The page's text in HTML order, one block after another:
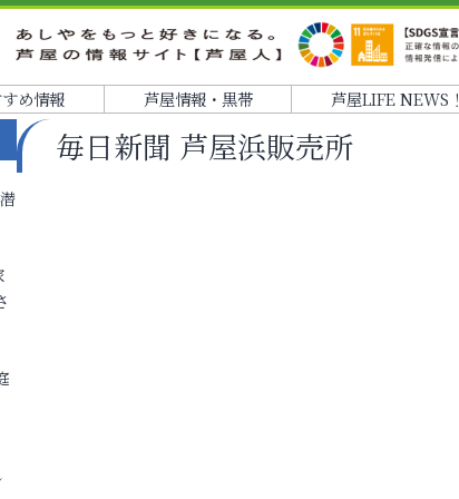
め情報 芦屋情報・黒帯 芦屋LIFE NEWS！
毎日新聞 芦屋浜販売所